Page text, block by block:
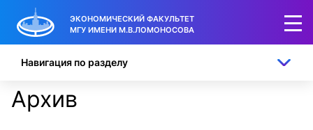
ЭКОНОМИЧЕСКИЙ ФАКУЛЬТЕТ
МГУ ИМЕНИ М.В.ЛОМОНОСОВА
Архив
Навигация по разделу